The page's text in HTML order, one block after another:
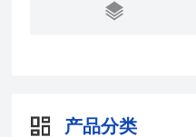
产品分类